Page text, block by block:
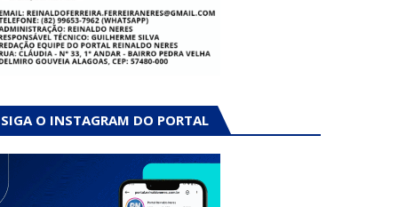
SIGA O INSTAGRAM DO PORTAL